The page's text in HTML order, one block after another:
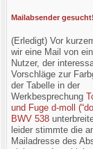
Mailabsender gesucht!
(Erledigt) Vor
wir eine Mail von
Nutzer, der
Vorschläge zur
der Tabelle in der
Werkbesprechung
und Fuge d-moll
BWV 538
leider stimmte die
Mailadresse des